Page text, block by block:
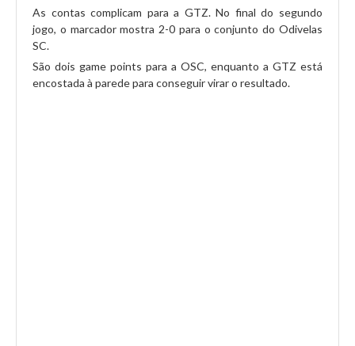
As contas complicam para a GTZ. No final do segundo
jogo, o marcador mostra 2-0 para o conjunto do Odivelas
SC.
São dois game points para a OSC, enquanto a GTZ está
encostada à parede para conseguir virar o resultado.